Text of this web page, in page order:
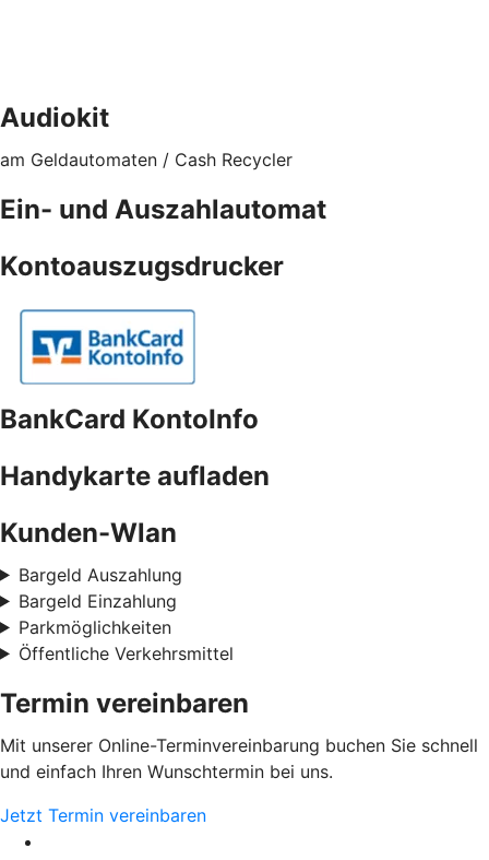
Audiokit
am Geldautomaten / Cash Recycler
Ein- und Auszahlautomat
Kontoauszugsdrucker
BankCard KontoInfo
Handykarte aufladen
Kunden-Wlan
Bargeld Auszahlung
Bargeld Einzahlung
Parkmöglichkeiten
Öffentliche Verkehrsmittel
Termin vereinbaren
Mit unserer Online-Terminvereinbarung buchen Sie schnell
und einfach Ihren Wunschtermin bei uns.
Jetzt Termin vereinbaren